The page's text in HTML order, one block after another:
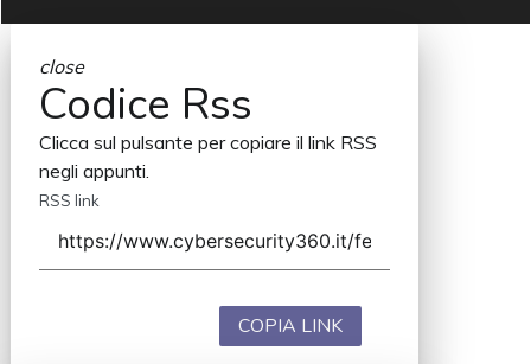
close
Codice Rss
Clicca sul pulsante per copiare il link RSS
negli appunti.
RSS link
COPIA LINK